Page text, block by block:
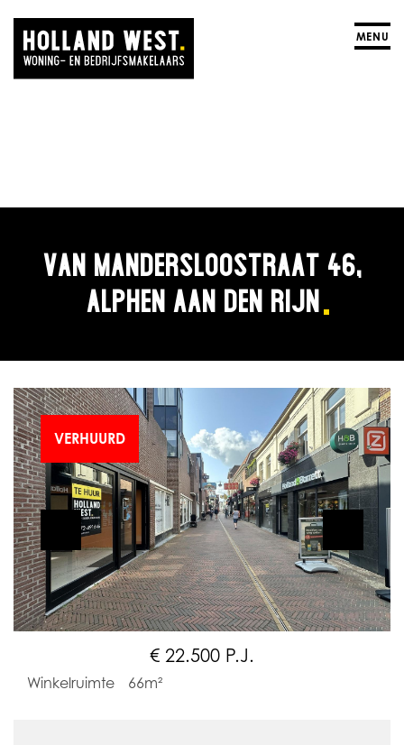
MENU
VAN MANDERSLOOSTRAAT 46,
ALPHEN AAN DEN RIJN
VERHUURD
€ 22.500 P.J.
Winkelruimte 66m²